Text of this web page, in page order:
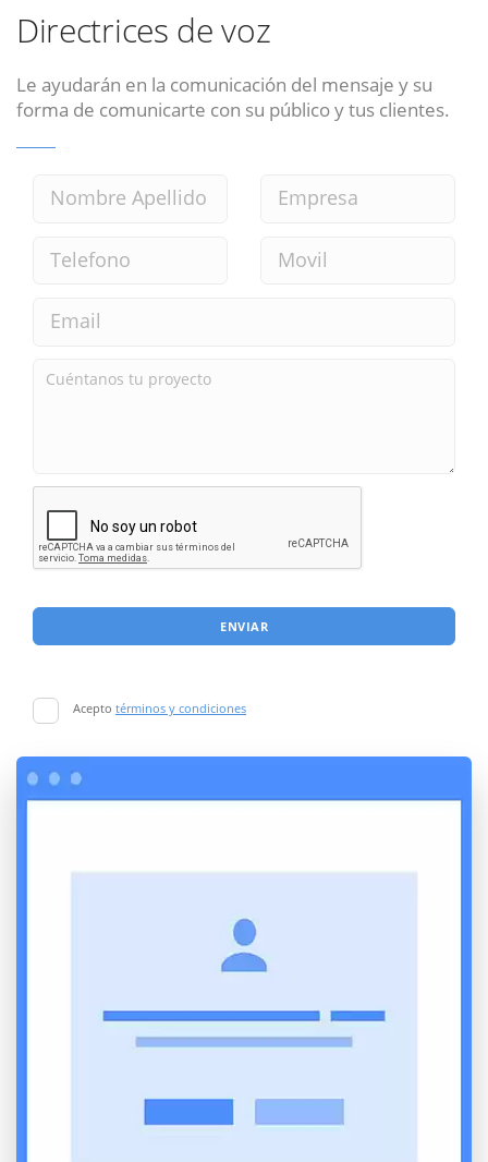
Directrices de voz
Le ayudarán en la comunicación del mensaje y su
forma de comunicarte con su público y tus clientes.
ENVIAR
Acepto términos y condiciones